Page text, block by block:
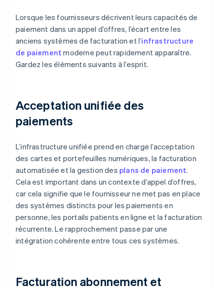
Lorsque les fournisseurs décrivent leurs capacités de
paiement dans un appel d’offres, l’écart entre les
anciens systèmes de facturation et l’infrastructure
de paiement moderne peut rapidement apparaître.
Gardez les éléments suivants à l’esprit.
Acceptation unifiée des
paiements
L’infrastructure unifiée prend en charge l’acceptation
des cartes et portefeuilles numériques, la facturation
automatisée et la gestion des plans de paiement.
Cela est important dans un contexte d’appel d’offres,
car cela signifie que le fournisseur ne met pas en place
des systèmes distincts pour les paiements en
personne, les portails patients en ligne et la facturation
récurrente. Le rapprochement passe par une
intégration cohérente entre tous ces systèmes.
Facturation abonnement et